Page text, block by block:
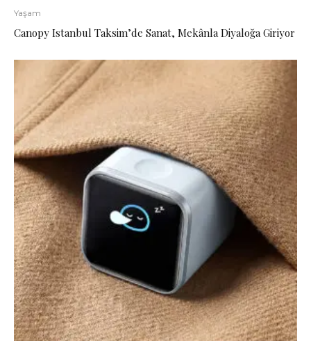
Yaşam
Canopy Istanbul Taksim’de Sanat, Mekânla Diyaloğa Giriyor